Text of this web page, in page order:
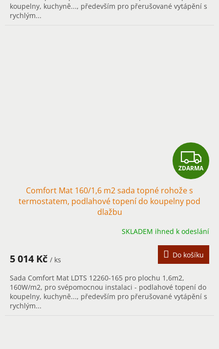
koupelny, kuchyně..., především pro přerušované vytápění s
rychlým...
Z
D
M
A
ZDARMA
Comfort Mat 160/1,6 m2 sada topné rohože s
termostatem, podlahové topení do koupelny pod
dlažbu
SKLADEM ihned k odeslání
5 014 Kč / ks
Do košíku
Sada Comfort Mat LDTS 12260-165 pro plochu 1,6m2,
160W/m2, pro svépomocnou instalaci - podlahové topení do
koupelny, kuchyně..., především pro přerušované vytápění s
rychlým...